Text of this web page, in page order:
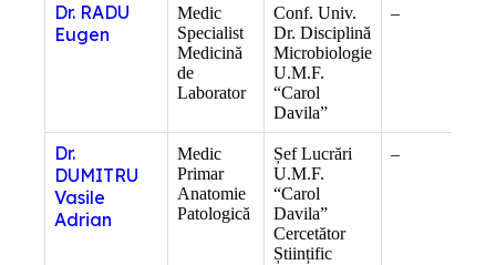
Dr. RADU
Eugen
Medic
Specialist
Medicină
de
Laborator
Conf. Univ.
Dr. Disciplină
Microbiologie
U.M.F.
“Carol
Davila”
–
Dr.
DUMITRU
Vasile
Adrian
Medic
Primar
Anatomie
Patologică
Șef Lucrări
U.M.F.
“Carol
Davila”
Cercetător
Științific
–